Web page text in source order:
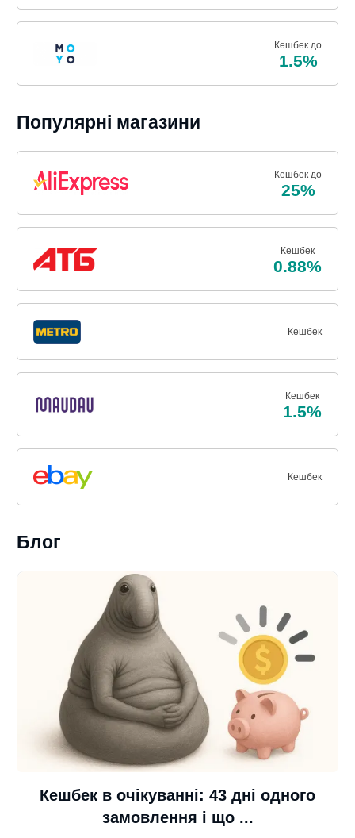
Кешбек до
1.5%
Популярні магазини
Кешбек до
25%
Кешбек
0.88%
Кешбек
Кешбек
1.5%
Кешбек
Блог
Кешбек в очікуванні: 43 дні одного
замовлення і що ...